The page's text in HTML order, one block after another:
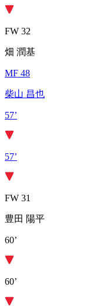
FW 32
畑 潤基
MF 48
柴山 昌也
57’
57’
FW 31
豊田 陽平
60’
60’